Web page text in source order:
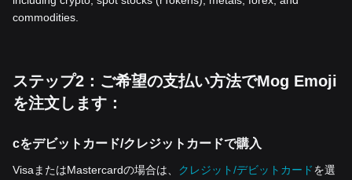
commodities.
ステップ2：ご希望の支払い方法でMog Emoji
を注文します：
cをデビットカード/クレジットカードで購入
VisaまたはMastercardの場合は、 クレジット/デビットカードを選